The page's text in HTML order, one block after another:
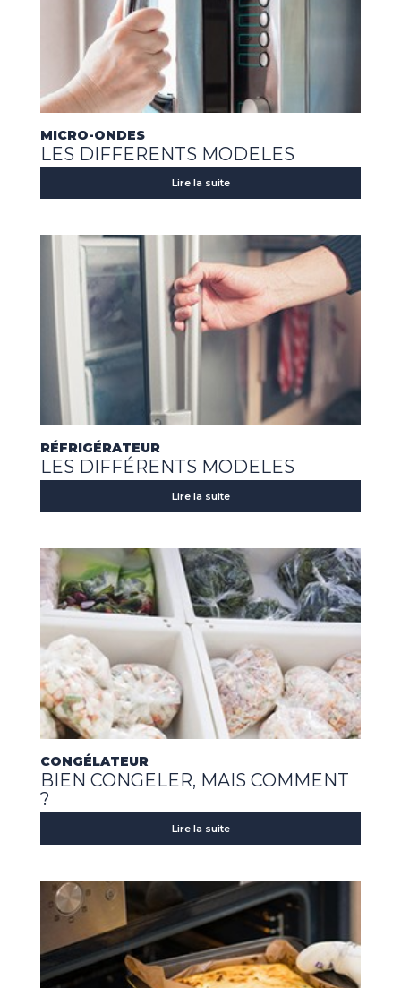
MICRO-ONDES
LES DIFFERENTS MODELES
Lire la suite
RÉFRIGÉRATEUR
LES DIFFÉRENTS MODELES
Lire la suite
CONGÉLATEUR
BIEN CONGELER, MAIS COMMENT
?
Lire la suite